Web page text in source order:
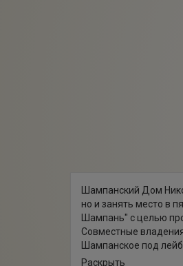
Шампанский Дом
но и занять место в
Шампань" с целью
Совместные
Шампанское под
различных регионах
Раскрыть